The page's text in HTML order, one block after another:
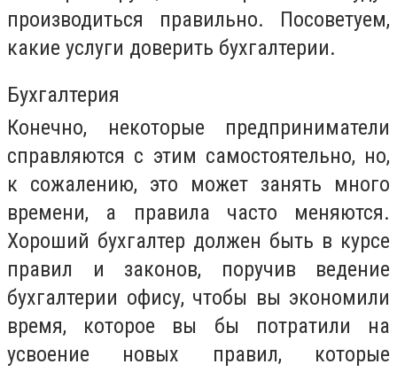
производиться правильно. Посоветуем,
какие услуги доверить бухгалтерии.
Бухгалтерия
Конечно, некоторые предприниматели
справляются с этим самостоятельно, но,
к сожалению, это может занять много
времени, а правила часто меняются.
Хороший бухгалтер должен быть в курсе
правил и законов, поручив ведение
бухгалтерии офису, чтобы вы экономили
время, которое вы бы потратили на
усвоение новых правил, которые